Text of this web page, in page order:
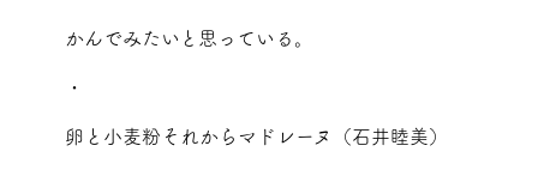
かんでみたいと思っている。
・
卵と小麦粉それからマドレーヌ（石井睦美）